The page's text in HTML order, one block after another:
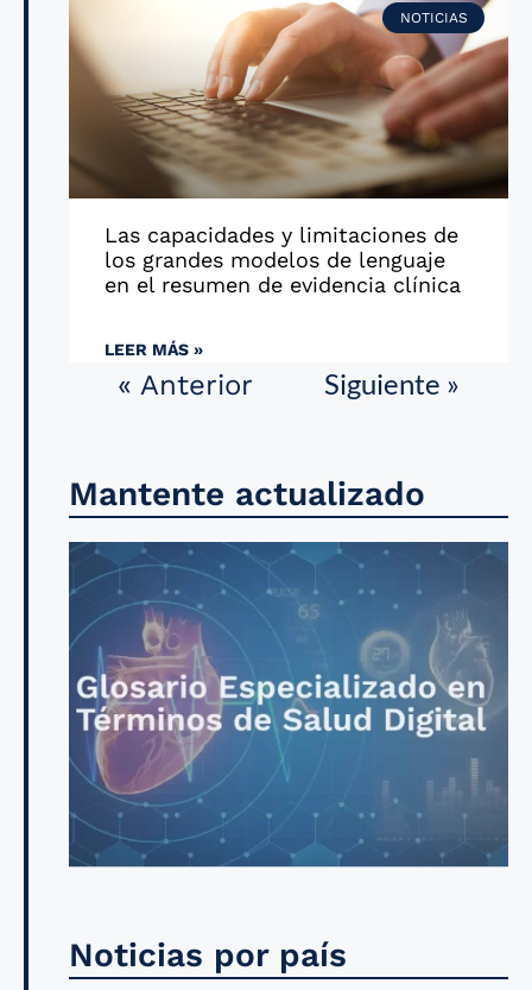
NOTICIAS
Las capacidades y limitaciones de
los grandes modelos de lenguaje
en el resumen de evidencia clínica
LEER MÁS »
« Anterior Siguiente »
Mantente actualizado
Noticias por país